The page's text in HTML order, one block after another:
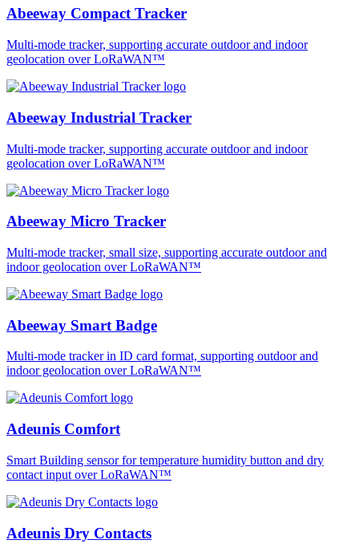
Abeeway Compact Tracker
Multi-mode tracker, supporting accurate outdoor and indoor
geolocation over LoRaWAN™
Abeeway Industrial Tracker
Multi-mode tracker, supporting accurate outdoor and indoor
geolocation over LoRaWAN™
Abeeway Micro Tracker
Multi-mode tracker, small size, supporting accurate outdoor and
indoor geolocation over LoRaWAN™
Abeeway Smart Badge
Multi-mode tracker in ID card format, supporting outdoor and
indoor geolocation over LoRaWAN™
Adeunis Comfort
Smart Building sensor for temperature humidity button and dry
contact input over LoRaWAN™
Adeunis Dry Contacts